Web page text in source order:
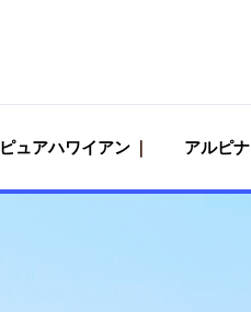
ピュアハワイアン アルピナ